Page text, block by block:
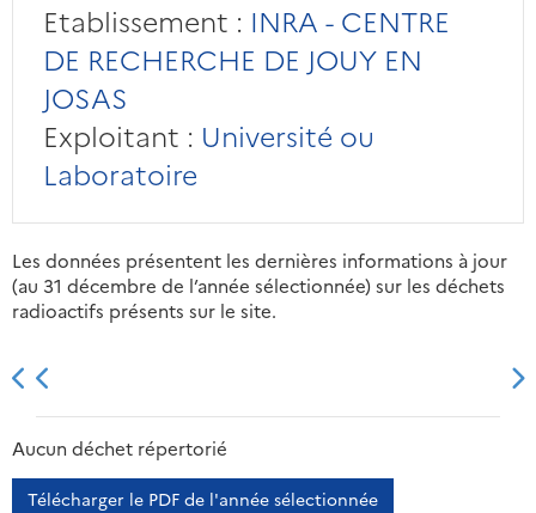
Etablissement : INRA - CENTRE
DE RECHERCHE DE JOUY EN
JOSAS
Exploitant : Université ou
Laboratoire
Les données présentent les dernières informations à jour
(au 31 décembre de l’année sélectionnée) sur les déchets
radioactifs présents sur le site.
2013 2014
Aucun déchet répertorié
Télécharger le PDF de l'année sélectionnée